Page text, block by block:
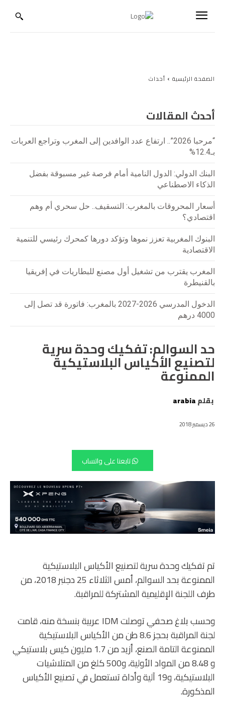
الصفحة الرئيسية أحداث
أحدث المقالات
“مرحبا 2026”.. ارتفاع عدد الوافدين إلى المغرب وتراجع العربات
بـ12.4%
البنك الدولي: الدول النامية أمام فرصة غير مسبوقة بفضل
الذكاء الاصطناعي
أسعار المحروقات بالمغرب: التسقيف.. حل سحري أم وهم
اقتصادي؟
البنوك المغربية تعزز نموها وتؤكد دورها كمحرك رئيسي للتنمية
الاقتصادية
المغرب يقترب من تشغيل أول مصنع للبطاريات في إفريقيا
بالقنيطرة
الدخول المدرسي 2026-2027 بالمغرب: فاتورة قد تصل إلى
4000 درهم
حد السوالم: تفكيك وحدة سرية
لتصنيع الأكياس البلاستيكية
الممنوعة
بقلمarabia
26 ديسمبر 2018
تابعنا على واتساب
تم تفكيك وحدة سرية لتصنيع الأكياس البلاستيكية
الممنوعة بحد السوالم، أمس الثلاثاء 25 دجنبر 2018، من
طرف اللجنة الإقليمية المشتركة للمراقبة.
وحسب بلاغ صحفي توصلت IDM عربية بنسخة منه، قامت
لجنة المراقبة بحجز 8.6 طن من الأكياس البلاستيكية
الممنوعة التامة الصنع، أزيد من 1.7 مليون كيس بلاستيكي
و 8.48 من المواد الأولية، و500 كلغ من المتلاشيات
البلاستيكية، و19 آلية وأداة تستعمل في تصنيع الأكياس
المذكورة.